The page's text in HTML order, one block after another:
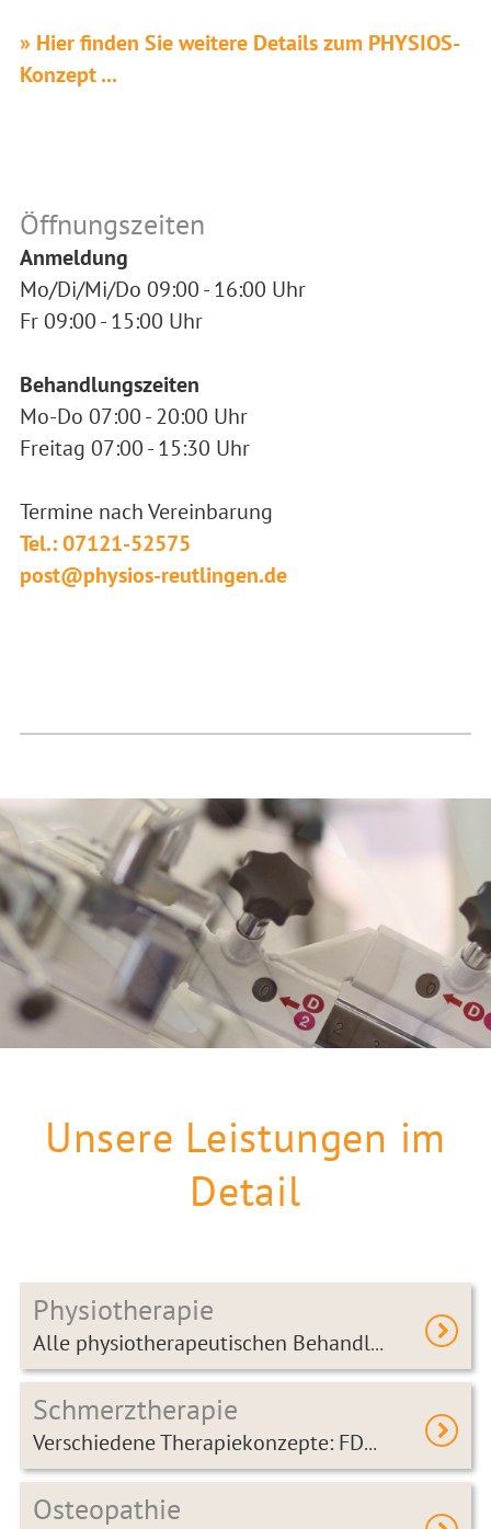
» Hier finden Sie weitere Details zum PHYSIOS-
Konzept ...
Öffnungszeiten
Anmeldung
Mo/Di/Mi/Do 09:00 - 16:00 Uhr
Fr 09:00 - 15:00 Uhr
Behandlungszeiten
Mo-Do 07:00 - 20:00 Uhr
Freitag 07:00 - 15:30 Uhr
Termine nach Vereinbarung
Tel.: 07121-52575
post@physios-reutlingen.de
Unsere Leistungen im
Detail
Physiotherapie
Alle physiotherapeutischen Behandlungstechniken
Schmerztherapie
Verschiedene Therapiekonzepte: FDM, LNB, Theranetic
Osteopathie